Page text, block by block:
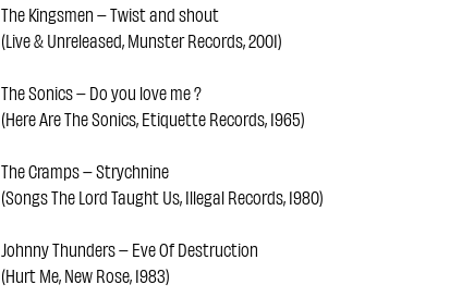
The Kingsmen – Twist and shout
(Live & Unreleased, Munster Records, 2001)
The Sonics – Do you love me ?
(Here Are The Sonics, Etiquette Records, 1965)
The Cramps – Strychnine
(Songs The Lord Taught Us, Illegal Records, 1980)
Johnny Thunders – Eve Of Destruction
(Hurt Me, New Rose, 1983)